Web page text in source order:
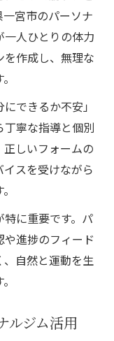
市で
続を実現する
ム選びの基
ズムの整え方
なジムサポー
ムの活用術
ム体験
新たな習慣作
験がおすす
現場の魅力
宮市のパーソナ
人ひとりの体力
作成し、無理な
できるか不安」
丁寧な指導と個別
しいフォームの
スを受けながら
に重要です。パ
進捗のフィード
自然と運動を生
ルジム活用